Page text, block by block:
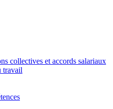
collectives et accords salariaux
travail